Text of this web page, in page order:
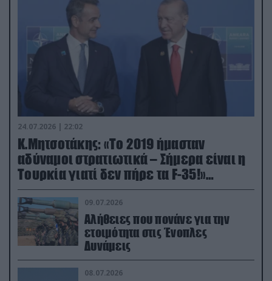
24.07.2026 | 22:02
Κ.Μητσοτάκης: «Το 2019 ήμασταν
αδύναμοι στρατιωτικά – Σήμερα είναι η
Τουρκία γιατί δεν πήρε τα F-35!»
(βίντεο)
09.07.2026
Αλήθειες που πονάνε για την
ετοιμότητα στις Ένοπλες
Δυνάμεις
08.07.2026